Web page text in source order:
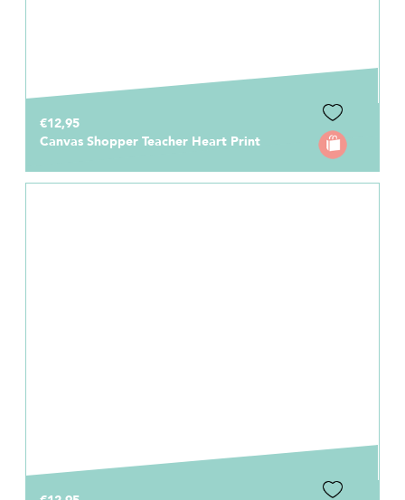
€12,95
Canvas Shopper Teacher Heart Print